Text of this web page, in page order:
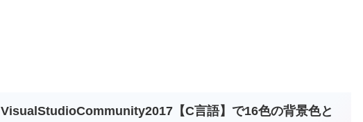
VisualStudioCommunity2017【C言語】で16色の背景色と